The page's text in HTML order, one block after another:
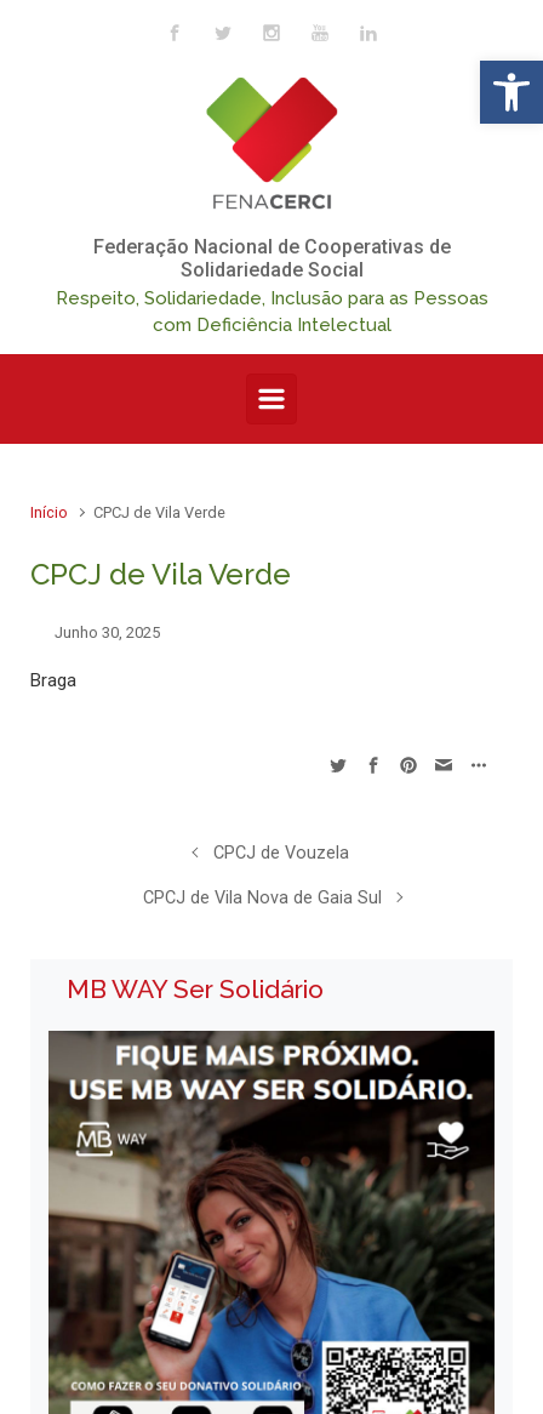
Skip to main content
Federação Nacional de Cooperativas de
Solidariedade Social
Respeito, Solidariedade, Inclusão para as Pessoas
com Deficiência Intelectual
Início CPCJ de Vila Verde
CPCJ de Vila Verde
Junho 30, 2025
Braga
CPCJ de Vouzela
CPCJ de Vila Nova de Gaia Sul
MB WAY Ser Solidário